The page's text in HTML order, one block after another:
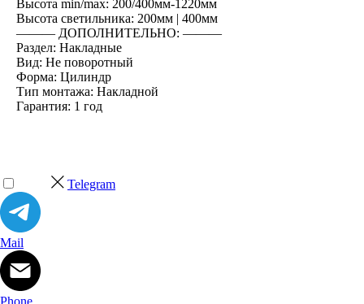
Высота min/max: 200/400мм-1220мм
Высота светильника: 200мм | 400мм
――― ДОПОЛНИТЕЛЬНО: ―――
Раздел: Накладные
Вид: Не поворотный
Форма: Цилиндр
Тип монтажа: Накладной
Гарантия: 1 год
Telegram
Mail
Phone